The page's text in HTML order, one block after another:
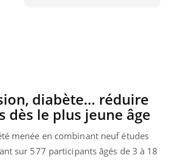
diabète… réduire
dès le plus jeune âge
menée en combinant neuf études
sur 577 participants âgés de 3 à 18